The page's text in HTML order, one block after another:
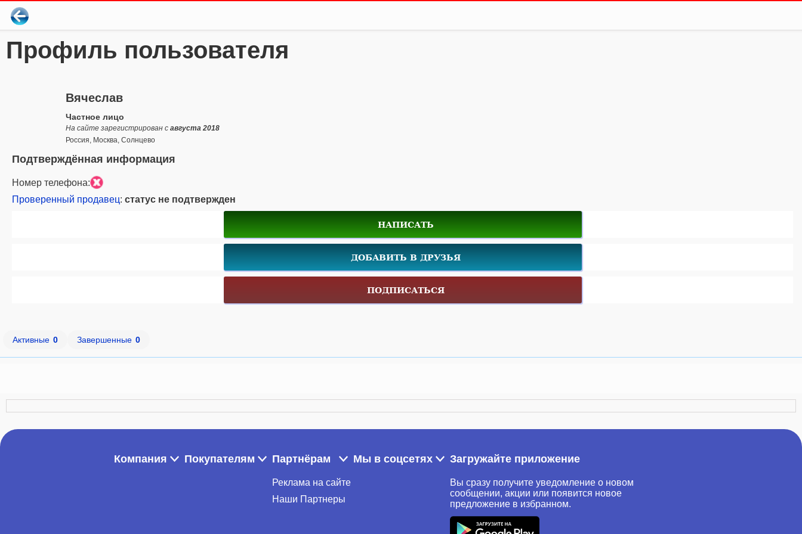
Профиль пользователя
Вячеслав
Частное лицо
На сайте зарегистрирован с августа 2018
Россия, Москва, Солнцево
Подтверждённая информация
Номер телефона:
Проверенный продавец: статус не подтвержден
НАПИСАТЬ
ДОБАВИТЬ В ДРУЗЬЯ
ПОДПИСАТЬСЯ
Активные 0 Завершенные 0
Компания Покупателям Партнёрам
Реклама на сайте
Наши Партнеры
Мы в соцсетях Загружайте приложение
Вы сразу получите уведомление о новом
сообщении, акции или появится новое
предложение в избранном.